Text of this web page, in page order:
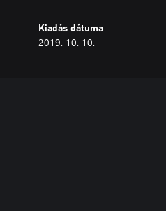
Kiadás dátuma
2019. 10. 10.